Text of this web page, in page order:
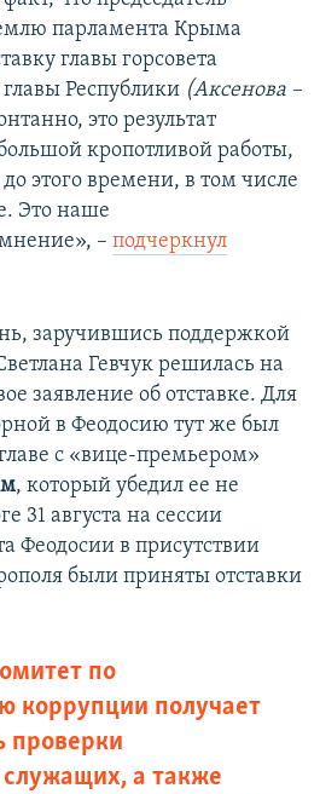
парламента Крыма
главы горсовета
Республики (Аксенова –
это результат
кропотливой работы,
этого времени, в том числе
Это наше
– подчеркнул
заручившись поддержкой
Гевчук решилась на
заявление об отставке. Для
в Феодосию тут же был
с «вице-премьером»
, который убедил ее не
31 августа на сессии
Феодосии в присутствии
были приняты отставки
по
коррупции получает
проверки
а также